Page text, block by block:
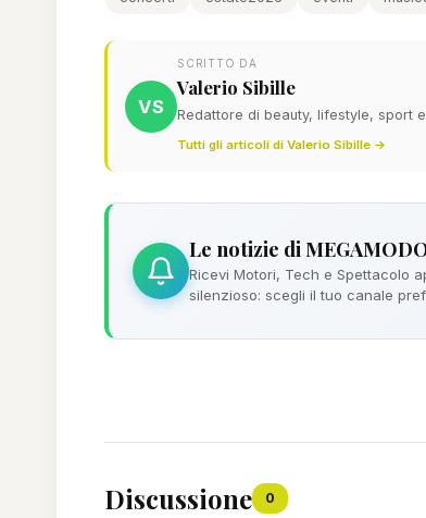
VS
SCRITTO DA
Valerio Sibille
Redattore di beauty, lifestyle, sport
Tutti gli articoli di Valerio Sibille →
Le notizie di
Ricevi Motori, Tech e Spettacolo
silenzioso: scegli il tuo canale
Discussione 0